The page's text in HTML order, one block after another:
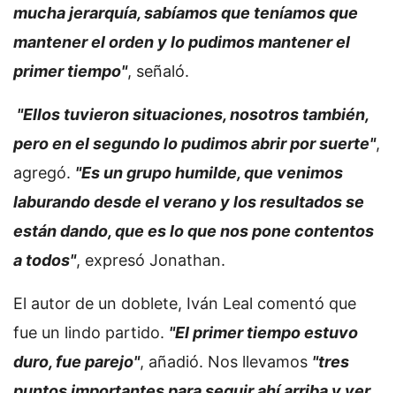
mucha jerarquía, sabíamos que teníamos que
mantener el orden y lo pudimos mantener el
primer tiempo", señaló.
"Ellos tuvieron situaciones, nosotros también,
pero en el segundo lo pudimos abrir por suerte",
agregó. "Es un grupo humilde, que venimos
laburando desde el verano y los resultados se
están dando, que es lo que nos pone contentos
a todos", expresó Jonathan.
El autor de un doblete, Iván Leal comentó que
fue un lindo partido. "El primer tiempo estuvo
duro, fue parejo", añadió. Nos llevamos "tres